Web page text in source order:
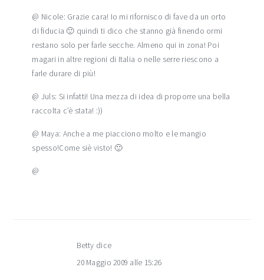
@ Nicole: Grazie cara! Io mi rifornisco di fave da un orto
di fiducia 🙂 quindi ti dico che stanno già finendo ormi
restano solo per farle secche. Almeno qui in zona! Poi
magari in altre regioni di Italia o nelle serre riescono a
farle durare di più!
@ Juls: Si infatti! Una mezza di idea di proporre una bella
raccolta c’è stata! :))
@ Maya: Anche a me piacciono molto e le mangio
spesso!Come siè visto! 🙂
@
Betty dice
20 Maggio 2009 alle 15:26